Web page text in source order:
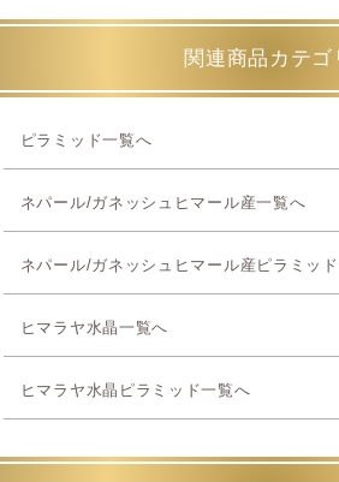
関連商品カテゴ
ピラミッド一覧へ
ネパール/ガネッシュヒマール産一覧へ
ネパール/ガネッシュヒマール産ピラミッ
ヒマラヤ水晶一覧へ
ヒマラヤ水晶ピラミッド一覧へ